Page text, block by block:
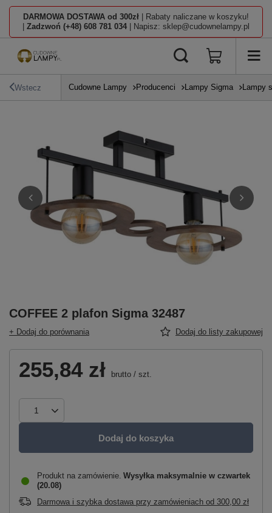
DARMOWA DOSTAWA od 300zł | Rabaty naliczane w koszyku!
Zadzwoń (+48) 608 781 034 | Napisz: sklep@cudownelampy.pl
Wstecz Cudowne Lampy Producenci Lampy Sigma Lampy
COFFEE 2 plafon Sigma 32487
+ Dodaj do porównania Dodaj do listy zakupowej
255,84 zł brutto / szt.
Dodaj do koszyka
Produkt na zamówienie Wysyłka maksymalnie w czwartek
(20.08)
Darmowa i szybka dostawa przy zamówieniach od 300,00 zł